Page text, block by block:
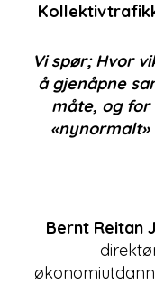
Vi spør; Hvor
å gjenåpne
måte, og for
«nynormalt»
Bernt Reitan